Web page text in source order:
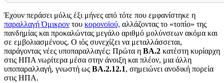
Έχουν περάσει μόλις έξι μήνες από τότε που εμφανίστηκε η
παραλλαγή Όμικρον του κορονοϊού, αλλάζοντας το «τοπίο» της
πανδημίας και προκαλώντας μεγάλο αριθμό μολύνσεων ακόμα και
σε εμβολιασμένους. Ο ιός συνεχίζει να μεταλλάσσεται,
παράγοντας νέες υποπαραλλαγές: Πρώτα η ΒΑ.2 κατέστη κυρίαρχη
στις ΗΠΑ νωρίτερα μέσα στην άνοιξη και πλέον, μια άλλη
υποπαραλλαγή, γνωστή ως ΒΑ.2.12.1, σημειώνει ανοδική πορεία
στις ΗΠΑ.